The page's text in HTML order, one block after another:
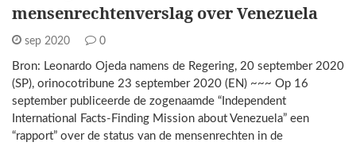
mensenrechtenverslag over Venezuela
sep 2020 0
Bron: Leonardo Ojeda namens de Regering, 20 september 2020
(SP), orinocotribune 23 september 2020 (EN) ~~~ Op 16
september publiceerde de zogenaamde “Independent
International Facts-Finding Mission about Venezuela” een
“rapport” over de status van de mensenrechten in de